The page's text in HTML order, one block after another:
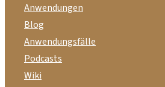
Anwendungen
Blog
Anwendungsfälle
Podcasts
Wiki